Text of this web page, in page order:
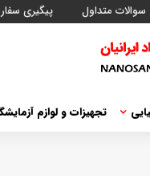
سوالات متداول پیگیری
تجهیزات و لوازم